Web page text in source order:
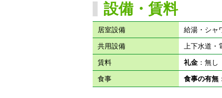
設備・賃料
居室設備 給湯・シャ
共用設備 上下水道
賃料 礼金：無
食事 食事の有無